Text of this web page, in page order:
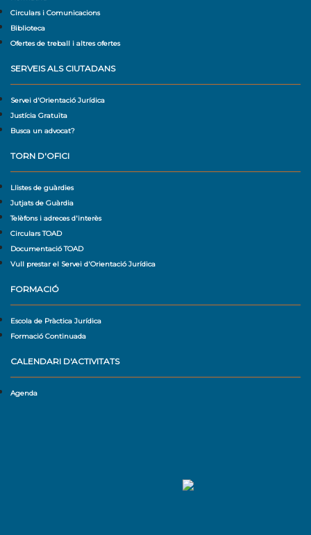
Circulars i Comunicacions
Biblioteca
Ofertes de treball i altres ofertes
SERVEIS ALS CIUTADANS
Servei d'Orientació Jurídica
Justícia Gratuïta
Busca un advocat?
TORN D'OFICI
Llistes de guàrdies
Jutjats de Guàrdia
Telèfons i adreces d'interès
Circulars TOAD
Documentació TOAD
Vull prestar el Servei d'Orientació Jurídica
FORMACIÓ
Escola de Pràctica Jurídica
Formació Continuada
CALENDARI D'ACTIVITATS
Agenda